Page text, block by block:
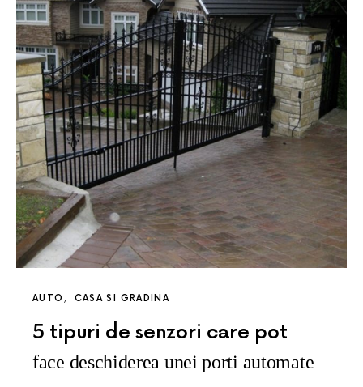
AUTO CASA SI GRADINA
5 tipuri de senzori care pot
face deschiderea unei porti automate